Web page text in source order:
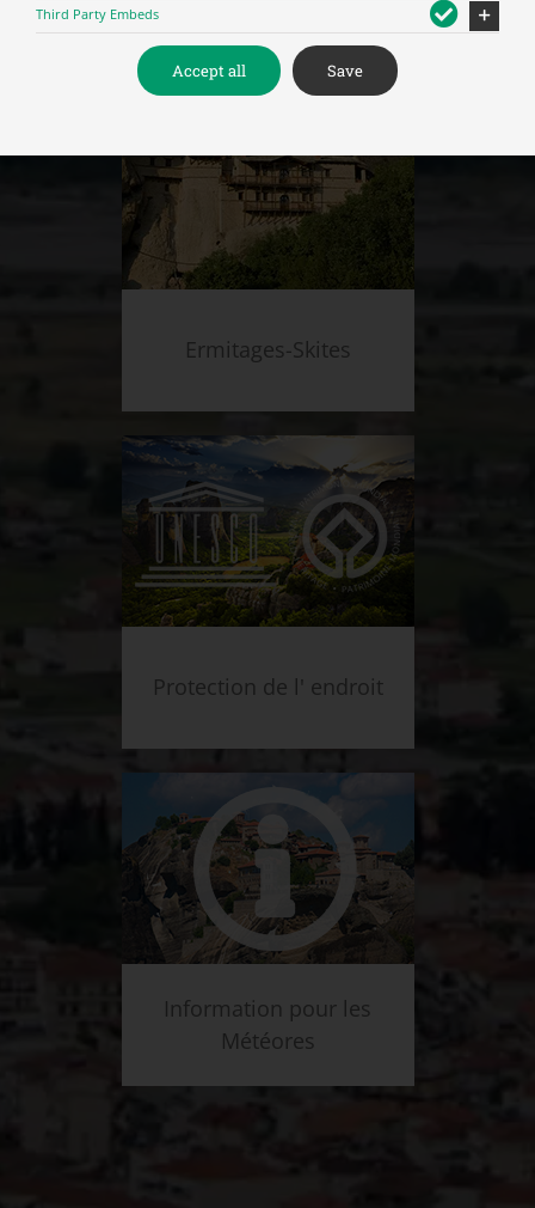
Ermitages-Skites
Protection de l' endroit
Information pour les
Météores
Third Party Embeds
Accept all Save